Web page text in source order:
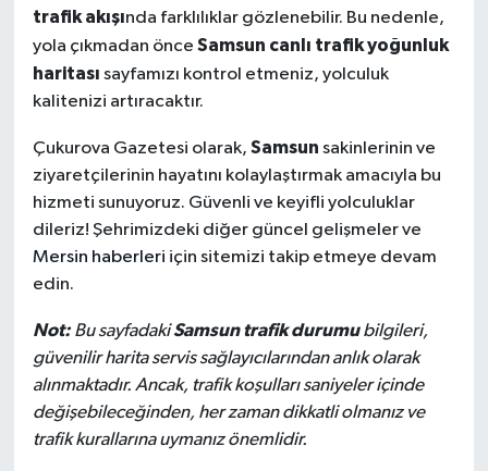
trafik akışında farklılıklar gözlenebilir. Bu nedenle,
yola çıkmadan önce Samsun canlı trafik yoğunluk
haritası sayfamızı kontrol etmeniz, yolculuk
kalitenizi artıracaktır.
Çukurova Gazetesi olarak, Samsun sakinlerinin ve
ziyaretçilerinin hayatını kolaylaştırmak amacıyla bu
hizmeti sunuyoruz. Güvenli ve keyifli yolculuklar
dileriz! Şehrimizdeki diğer güncel gelişmeler ve
Mersin haberleri için sitemizi takip etmeye devam
edin.
Not:Bu sayfadakiSamsun trafik durumubilgileri,
güvenilir harita servis sağlayıcılarından anlık olarak
alınmaktadır. Ancak, trafik koşulları saniyeler içinde
değişebileceğinden, her zaman dikkatli olmanız ve
trafik kurallarına uymanız önemlidir.